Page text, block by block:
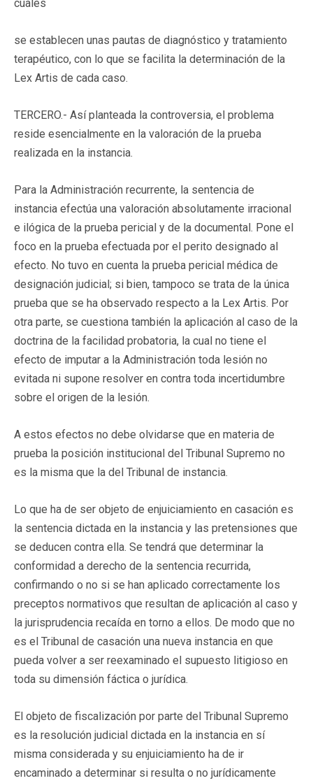
cuales
se establecen unas pautas de diagnóstico y tratamiento
terapéutico, con lo que se facilita la determinación de la
Lex Artis de cada caso.
TERCERO.- Así planteada la controversia, el problema
reside esencialmente en la valoración de la prueba
realizada en la instancia.
Para la Administración recurrente, la sentencia de
instancia efectúa una valoración absolutamente irracional
e ilógica de la prueba pericial y de la documental. Pone el
foco en la prueba efectuada por el perito designado al
efecto. No tuvo en cuenta la prueba pericial médica de
designación judicial; si bien, tampoco se trata de la única
prueba que se ha observado respecto a la Lex Artis. Por
otra parte, se cuestiona también la aplicación al caso de la
doctrina de la facilidad probatoria, la cual no tiene el
efecto de imputar a la Administración toda lesión no
evitada ni supone resolver en contra toda incertidumbre
sobre el origen de la lesión.
A estos efectos no debe olvidarse que en materia de
prueba la posición institucional del Tribunal Supremo no
es la misma que la del Tribunal de instancia.
Lo que ha de ser objeto de enjuiciamiento en casación es
la sentencia dictada en la instancia y las pretensiones que
se deducen contra ella. Se tendrá que determinar la
conformidad a derecho de la sentencia recurrida,
confirmando o no si se han aplicado correctamente los
preceptos normativos que resultan de aplicación al caso y
la jurisprudencia recaída en torno a ellos. De modo que no
es el Tribunal de casación una nueva instancia en que
pueda volver a ser reexaminado el supuesto litigioso en
toda su dimensión fáctica o jurídica.
El objeto de fiscalización por parte del Tribunal Supremo
es la resolución judicial dictada en la instancia en sí
misma considerada y su enjuiciamiento ha de ir
encaminado a determinar si resulta o no jurídicamente